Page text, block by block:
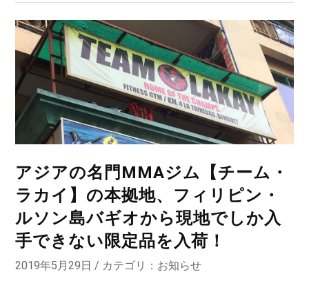
アジアの名門MMAジム【チーム・
ラカイ】の本拠地、フィリピン・
ルソン島バギオから現地でしか入
手できない限定品を入荷！
2019年5月29日 / カテゴリ： お知らせ